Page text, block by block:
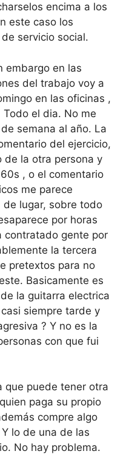
encima a los
este caso los
servicio social.
embargo en las
del trabajo voy a
en las oficinas ,
el dia. No me
semana al año. La
del ejercicio,
de la otra persona y
, o el comentario
me parece
lugar, sobre todo
por horas
contratado gente por
la tercera
pretextos para no
Basicamente es
la guitarra electrica
siempre tarde y
? Y no es la
con que fui
que puede tener otra
paga su propio
compre algo
lo de una de las
No hay problema.